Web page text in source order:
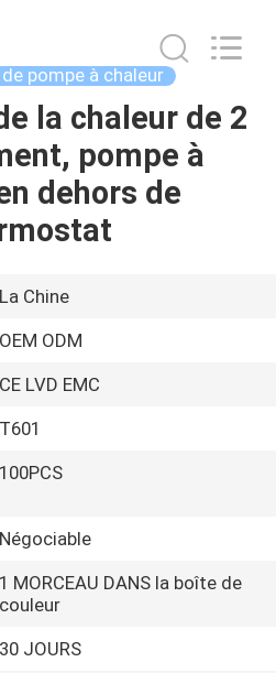
pompe à chaleur
la chaleur de 2
pompe à
dehors de
La Chine
OEM ODM
CE LVD EMC
T601
100PCS
Négociable
1 MORCEAU DANS la boîte de
couleur
30 JOURS